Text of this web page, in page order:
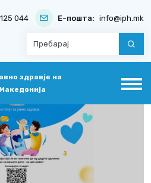
044 Е-пошта: info@iph.mk
здравје на